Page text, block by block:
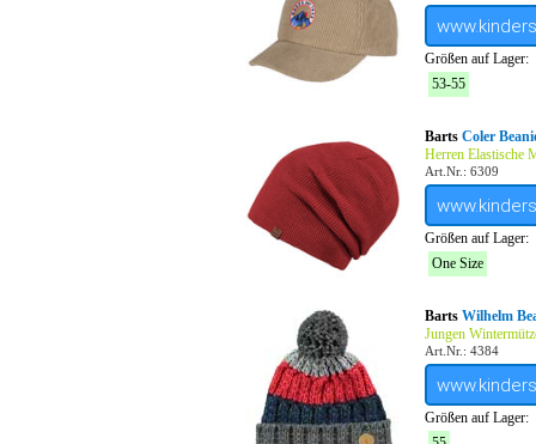
Größen auf Lager:
53-55
Barts Coler
Herren Elastische
Art.Nr.: 6309
Größen auf Lager:
One Size
Barts Wilhelm
Jungen
Art.Nr.: 4384
Größen auf Lager: